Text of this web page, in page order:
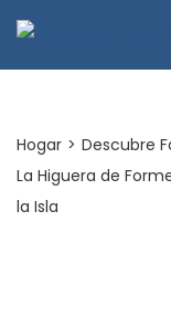
Hogar > Descubre
La Higuera de
la Isla